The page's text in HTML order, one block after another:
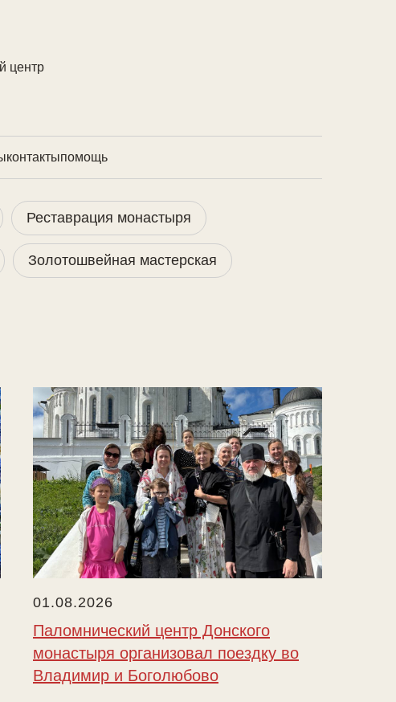
центр
контактыпомощь
Реставрация монастыря
Золотошвейная мастерская
01.08.2026
Паломнический центр Донского
монастыря организовал поездку во
Владимир и Боголюбово